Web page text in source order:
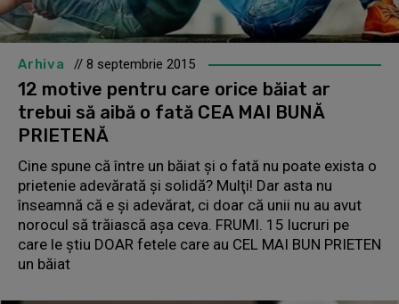
Arhiva // 8 septembrie 2015
12 motive pentru care orice băiat ar
trebui să aibă o fată CEA MAI BUNĂ
PRIETENĂ
Cine spune că între un băiat şi o fată nu poate exista o
prietenie adevărată şi solidă? Mulţi! Dar asta nu
înseamnă că e şi adevărat, ci doar că unii nu au avut
norocul să trăiască aşa ceva. FRUMI. 15 lucruri pe
care le ştiu DOAR fetele care au CEL MAI BUN PRIETEN
un băiat